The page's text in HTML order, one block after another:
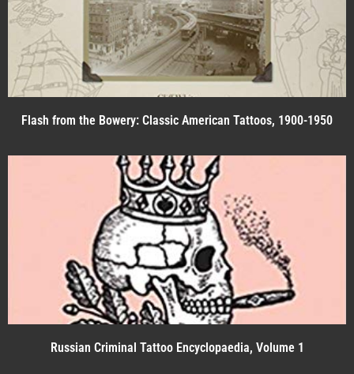
Flash from the Bowery: Classic American Tattoos, 1900-1950
Russian Criminal Tattoo Encyclopaedia, Volume 1